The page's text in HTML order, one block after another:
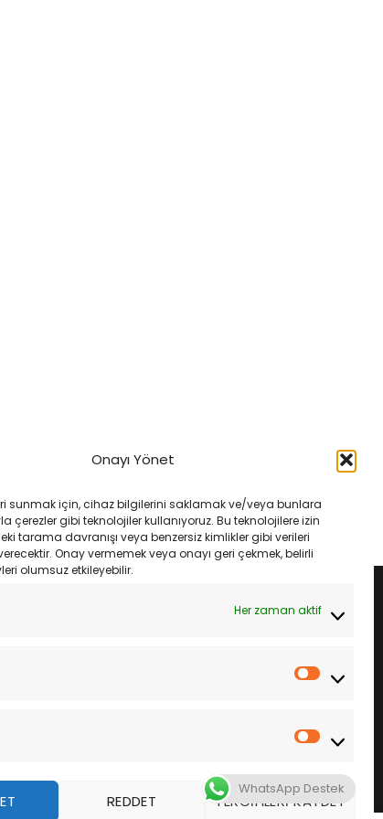
Onayı Yönet
sunmak için, cihaz bilgilerini saklamak ve/veya bunlara
çerezler gibi teknolojiler kullanıyoruz. Bu teknolojilere izin
tarama davranışı veya benzersiz kimlikler gibi verileri
Onay vermemek veya onayı geri çekmek, belirli
olumsuz etkileyebilir.
Her zaman aktif
İstatistik
REDDET TERCIHLERI KAYDET
WhatsApp Destek